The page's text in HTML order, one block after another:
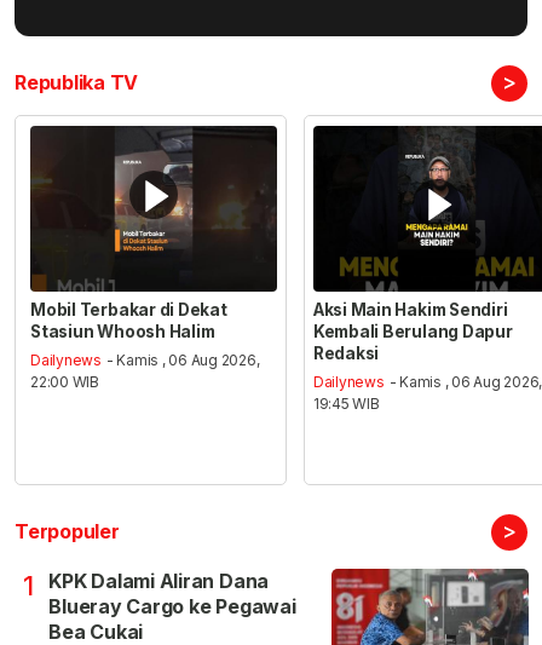
Republika TV >
Mobil Terbakar di Dekat
Stasiun Whoosh Halim
Dailynews - Kamis , 06 Aug 2026,
22:00 WIB
Aksi Main Hakim Sendiri
Kembali Berulang Dapur
Redaksi
Dailynews - Kamis , 06 Aug 2026,
19:45 WIB
Terpopuler >
1
KPK Dalami Aliran Dana
Blueray Cargo ke Pegawai
Bea Cukai